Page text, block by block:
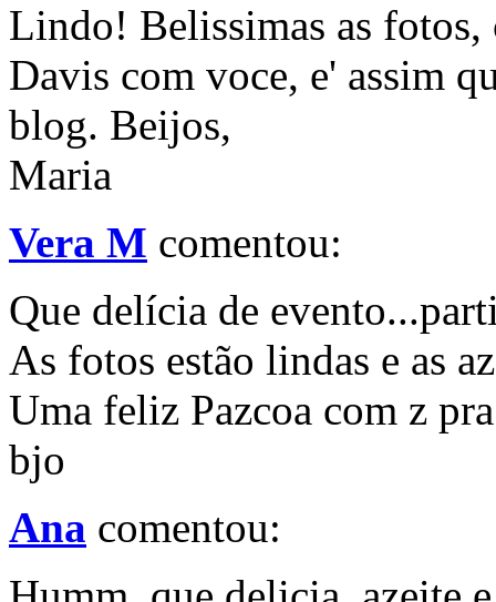
Lindo! Belissimas as fotos,
Davis com voce, e' assim
blog. Beijos,
Maria
Vera M comentou:
Que delícia de
As fotos estão lindas e as
Uma feliz Pazcoa com z
bjo
Ana comentou: